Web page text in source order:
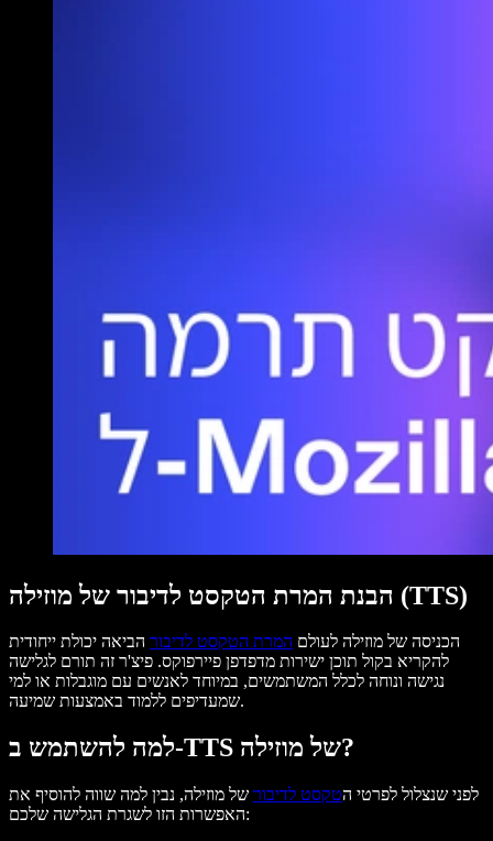
הבנת המרת הטקסט לדיבור של מוזילה (TTS)
הכניסה של מוזילה לעולם המרת הטקסט לדיבור הביאה יכולת ייחודית
להקריא בקול תוכן ישירות מדפדפן פיירפוקס. פיצ'ר זה תורם לגלישה
נגישה ונוחה לכלל המשתמשים, במיוחד לאנשים עם מוגבלות או למי
שמעדיפים ללמוד באמצעות שמיעה.
למה להשתמש ב-TTS של מוזילה?
לפני שנצלול לפרטי הטקסט לדיבור של מוזילה, נבין למה שווה להוסיף את
האפשרות הזו לשגרת הגלישה שלכם: